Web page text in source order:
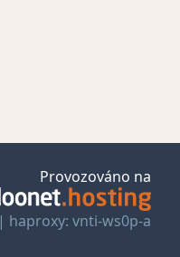
Provozováno na
| haproxy: vnti-ws0p-a